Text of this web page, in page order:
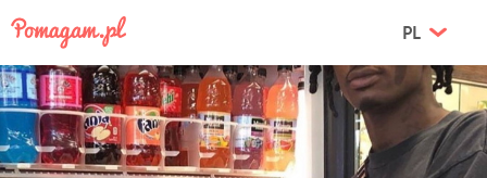
PL